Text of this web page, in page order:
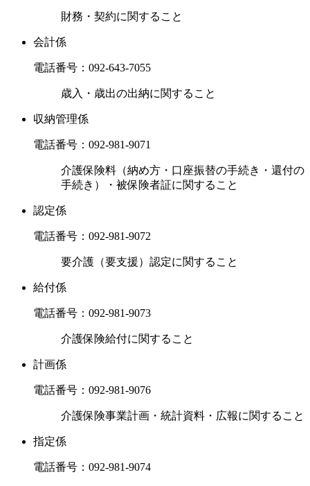
財務・契約に関すること
会計係
電話番号： 092-643-7055
歳入・歳出の出納に関すること
収納管理係
電話番号： 092-981-9071
介護保険料（納め方・口座振替の手続き・還付の
手続き）・被保険者証に関すること
認定係
電話番号： 092-981-9072
要介護（要支援）認定に関すること
給付係
電話番号： 092-981-9073
介護保険給付に関すること
計画係
電話番号： 092-981-9076
介護保険事業計画・統計資料・広報に関すること
指定係
電話番号： 092-981-9074